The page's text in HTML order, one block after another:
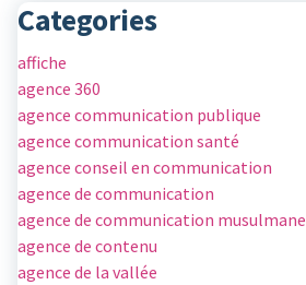
Categories
affiche
agence 360
agence communication publique
agence communication santé
agence conseil en communication
agence de communication
agence de communication musulmane
agence de contenu
agence de la vallée